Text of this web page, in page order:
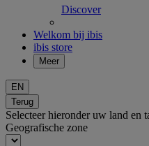
Discover
Welkom bij ibis
ibis store
Meer
EN
Terug
Selecteer hieronder uw land en
Geografische zone